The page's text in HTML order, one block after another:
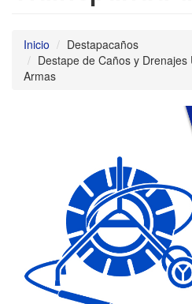
Inicio
Destapacaños
Destape de Caños y
Armas